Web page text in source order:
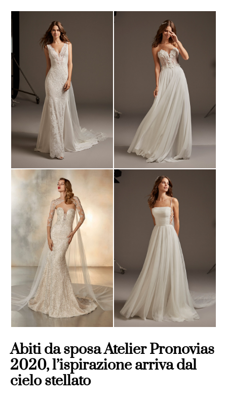
Abiti da sposa Atelier Pronovias
2020, l’ispirazione arriva dal
cielo stellato